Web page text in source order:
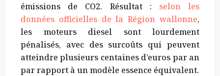
émissions de CO2. Résultat : selon les
données officielles de la Région wallonne,
les moteurs diesel sont lourdement
pénalisés, avec des surcoûts qui peuvent
atteindre plusieurs centaines d’euros par an
par rapport à un modèle essence équivalent.